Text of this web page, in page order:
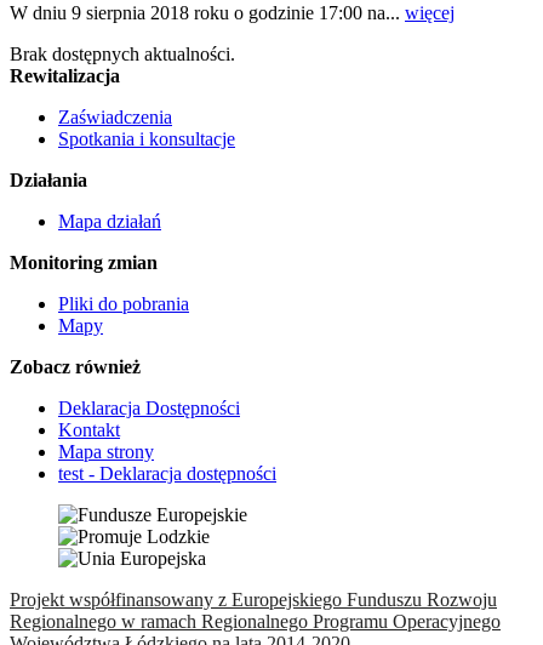
W dniu 9 sierpnia 2018 roku o godzinie 17:00 na... więcej
Brak dostępnych aktualności.
Rewitalizacja
Zaświadczenia
Spotkania i konsultacje
Działania
Mapa działań
Monitoring zmian
Pliki do pobrania
Mapy
Zobacz również
Deklaracja Dostępności
Kontakt
Mapa strony
test - Deklaracja dostępności
Projekt współfinansowany z Europejskiego Funduszu Rozwoju
Regionalnego w ramach Regionalnego Programu Operacyjnego